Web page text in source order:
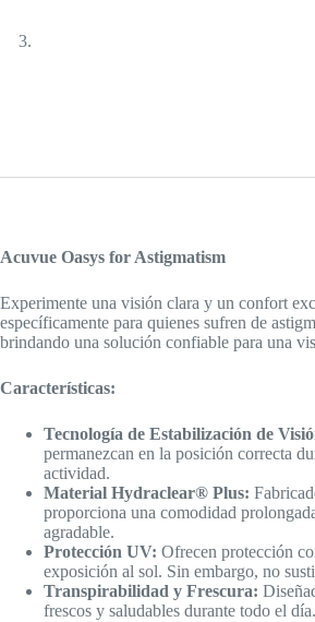
Acuvue Oasys for Astigmatism
Experimente una visión clara y un confort
específicamente para quienes sufren de
brindando una solución confiable para una
Características:
Tecnología de Estabilización de
permanezcan en la posición correcta
actividad.
Material Hydraclear® Plus:
proporciona una comodidad
agradable.
Protección UV: Ofrecen protección
exposición al sol. Sin embargo, no
Transpirabilidad y Frescura:
frescos y saludables durante todo el día.